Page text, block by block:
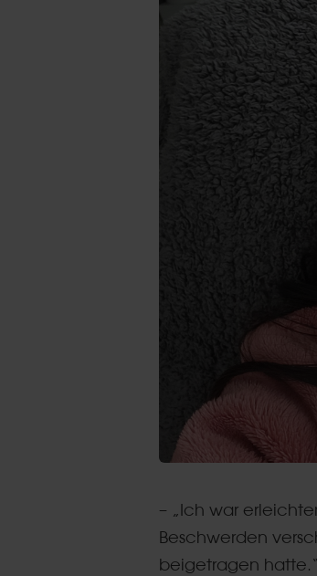
– „Ich war
Beschwerden
beigetragen